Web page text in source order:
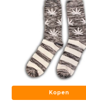
Kopen